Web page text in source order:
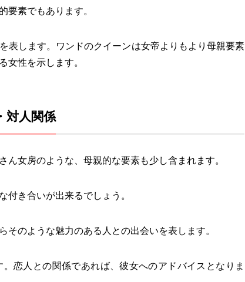
要素でもあります。
表します。ワンドのクイーンは女帝よりもより母親要素
女性を示します。
対人関係
女房のような、母親的な要素も少し含まれます。
付き合いが出来るでしょう。
そのような魅力のある人との出会いを表します。
恋人との関係であれば、彼女へのアドバイスとなりま